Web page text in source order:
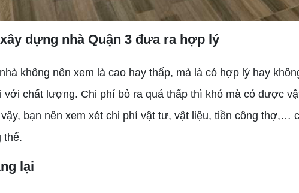
dựng nhà Quận 3 đưa ra hợp lý
không nên xem là cao hay thấp, mà là có hợp lý hay
chất lượng. Chi phí bỏ ra quá thấp thì khó mà có được
bạn nên xem xét chi phí vật tư, vật liệu, tiền công thợ,…
thể.
lại